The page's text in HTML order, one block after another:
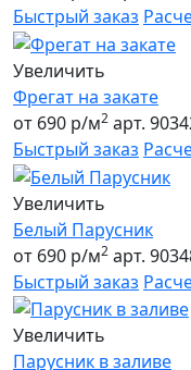
Быстрый заказ
Увеличить
Фрегат на закате
от 690 р/м2 арт.
Быстрый заказ
Увеличить
Белый Парусник
от 690 р/м2 арт.
Быстрый заказ
Увеличить
Парусник в заливе